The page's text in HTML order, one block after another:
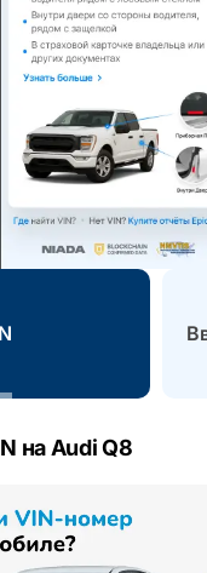
на Audi Q8